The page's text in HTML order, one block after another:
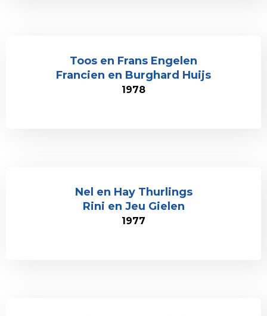
Toos en Frans Engelen
Francien en Burghard Huijs
1978
Nel en Hay Thurlings
Rini en Jeu Gielen
1977